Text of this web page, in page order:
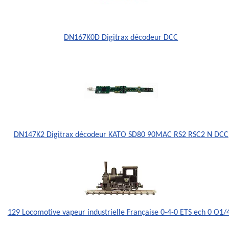
DN167K0D Digitrax décodeur DCC
DN147K2 Digitrax décodeur KATO SD80 90MAC RS2 RSC2 N DCC
129 Locomotive vapeur industrielle Française 0-4-0 ETS ech 0 O1/